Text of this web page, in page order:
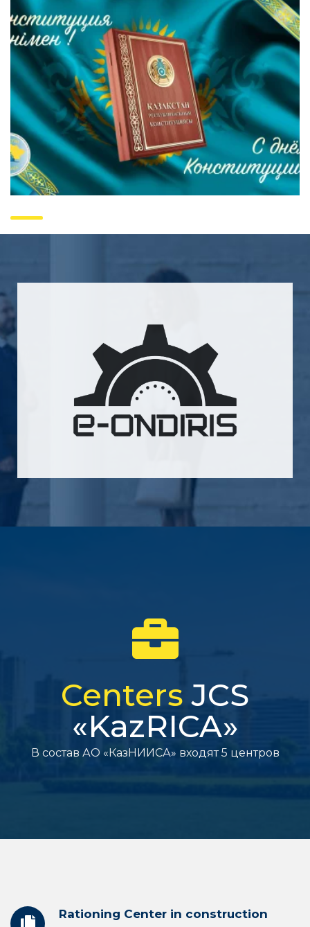
September 12, 2022
Centers JCS
«KazRICA»
В состав АО «КазНИИСА» входят 5 центров
Rationing Center in construction